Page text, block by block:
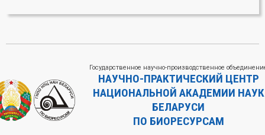
Государственное научно-производственное
НАУЧНО-ПРАКТИЧЕСКИЙ ЦЕНТР
НАЦИОНАЛЬНОЙ АКАДЕМИИ НАУК
БЕЛАРУСИ
ПО БИОРЕСУРСАМ